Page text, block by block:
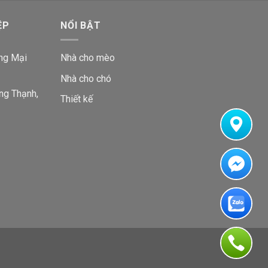
bằng gỗ PLywoodan toàn cho thú cưng và người
đồng thời góp phần bảo vệ nội thất trong nhà.
cầu của mèo vừa phù hợp với nhiều không gian
là cách gọi phổ biến bằng tiếng Anh của sản phẩm
leo trèo hoặc khu vui chơi cho mèo.
Nhà cây cho
trụ cào móng đơn?
Nếu muốn tối ưu chi phí và
Mại
Thạnh,
NỔI BẬT
Nhà cho mèo
Nhà cho chó
Thiết kế